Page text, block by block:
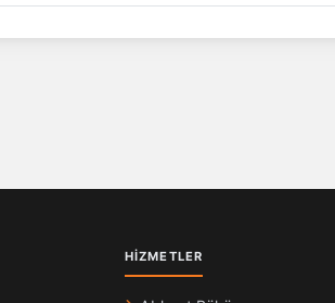
HIZMETLER